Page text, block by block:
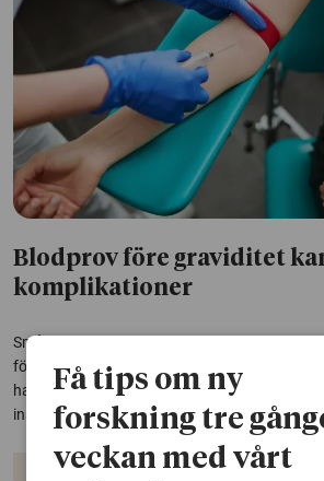
Blodprov före graviditet
komplikationer
Små förändringar i blodsocker, blodfetter
före en graviditet kan innebära ökad risk för
havandeskapsförgiftning. Det visar en studie
institutet.
Graviditet
Få tips om ny
forskning tre
veckan med vårt